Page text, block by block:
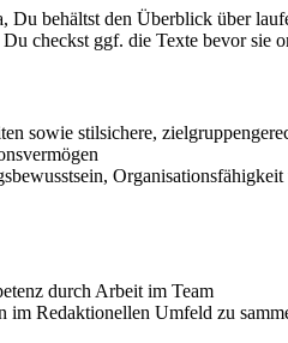
Du behältst den Überblick über
checkst ggf. die Texte bevor sie
sowie stilsichere,
durch Arbeit im Team
Redaktionellen Umfeld zu